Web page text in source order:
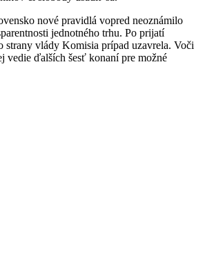
nové pravidlá vopred neoznámilo
jednotného trhu. Po prijatí
strany vlády Komisia prípad uzavrela. Voči
vedie ďalších šesť konaní pre možné